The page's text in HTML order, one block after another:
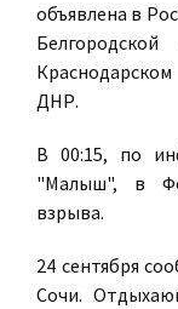
объявлена в
ДНР.
В 00:15, по
"Малыш", в
взрыва.
24 сентября
Сочи.